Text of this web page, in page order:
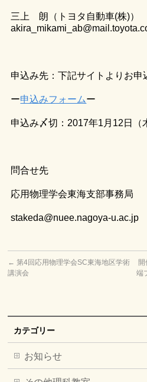
三上 朗（トヨタ自動車(株)）
申込み先：下記サイトよりお申
ー申込みフォームー
申込み〆切：2017年1月12日（
問合せ先
応用物理学会東海支部事務局
stakeda@nuee.nagoya-u.ac.jp
← 第4回応用物理学会SC東海地区学術
講演会
端
カテゴリー
お知らせ